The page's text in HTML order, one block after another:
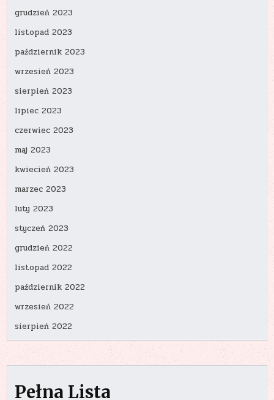
grudzień 2023
listopad 2023
październik 2023
wrzesień 2023
sierpień 2023
lipiec 2023
czerwiec 2023
maj 2023
kwiecień 2023
marzec 2023
luty 2023
styczeń 2023
grudzień 2022
listopad 2022
październik 2022
wrzesień 2022
sierpień 2022
Pełna Lista